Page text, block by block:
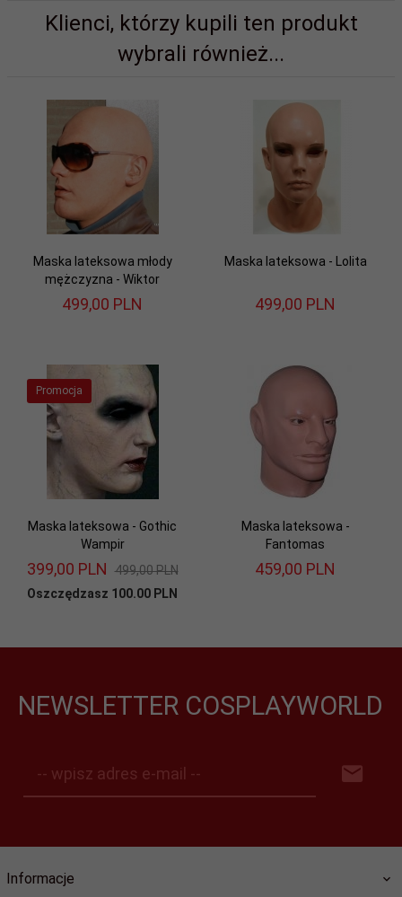
Klienci, którzy kupili ten produkt
wybrali również...
Maska lateksowa młody
mężczyzna - Wiktor
499,00 PLN
Maska lateksowa - Lolita
499,00 PLN
Promocja
Maska lateksowa - Gothic
Wampir
399,00 PLN 499,00 PLN
Oszczędzasz 100.00 PLN
Maska lateksowa -
Fantomas
459,00 PLN
NEWSLETTER COSPLAYWORLD
-- wpisz adres e-mail --
Informacje